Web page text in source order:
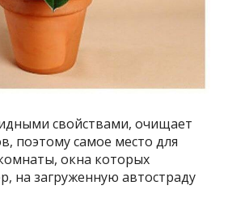
свойствами, очищает
поэтому самое место для
окна которых
на загруженную автостраду